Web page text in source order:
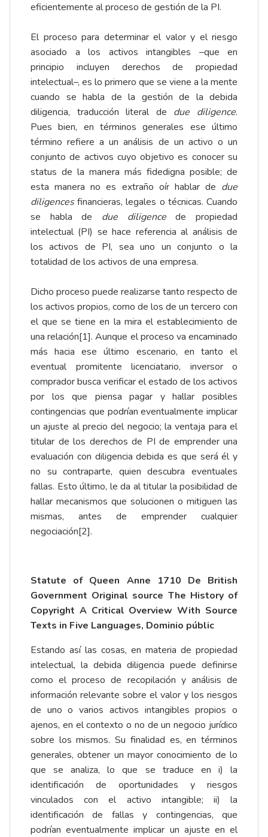
eficientemente al proceso de gestión de la PI.
El proceso para determinar el valor y el riesgo
asociado a los activos intangibles –que en
principio incluyen derechos de propiedad
intelectual–, es lo primero que se viene a la mente
cuando se habla de la gestión de la debida
diligencia, traducción literal de due diligence.
Pues bien, en términos generales ese último
término refiere a un análisis de un activo o un
conjunto de activos cuyo objetivo es conocer su
status de la manera más fidedigna posible; de
esta manera no es extraño oír hablar de due
diligencesfinancieras, legales o técnicas. Cuando
se habla de due diligencede propiedad
intelectual (PI) se hace referencia al análisis de
los activos de PI, sea uno un conjunto o la
totalidad de los activos de una empresa.
Dicho proceso puede realizarse tanto respecto de
los activos propios, como de los de un tercero con
el que se tiene en la mira el establecimiento de
una relación[1]. Aunque el proceso va encaminado
más hacia ese último escenario, en tanto el
eventual promitente licenciatario, inversor o
comprador busca verificar el estado de los activos
por los que piensa pagar y hallar posibles
contingencias que podrían eventualmente implicar
un ajuste al precio del negocio; la ventaja para el
titular de los derechos de PI de emprender una
evaluación con diligencia debida es que será él y
no su contraparte, quien descubra eventuales
fallas. Esto último, le da al titular la posibilidad de
hallar mecanismos que solucionen o mitiguen las
mismas, antes de emprender cualquier
negociación[2].
Statute of Queen Anne 1710 De British
Government Original source The History of
Copyright A Critical Overview With Source
Texts in Five Languages, Dominio públic
Estando así las cosas, en materia de propiedad
intelectual, la debida diligencia puede definirse
como el proceso de recopilación y análisis de
información relevante sobre el valor y los riesgos
de uno o varios activos intangibles propios o
ajenos, en el contexto o no de un negocio jurídico
sobre los mismos. Su finalidad es, en términos
generales, obtener un mayor conocimiento de lo
que se analiza, lo que se traduce en i) la
identificación de oportunidades y riesgos
vinculados con el activo intangible; ii) la
identificación de fallas y contingencias, que
podrían eventualmente implicar un ajuste en el